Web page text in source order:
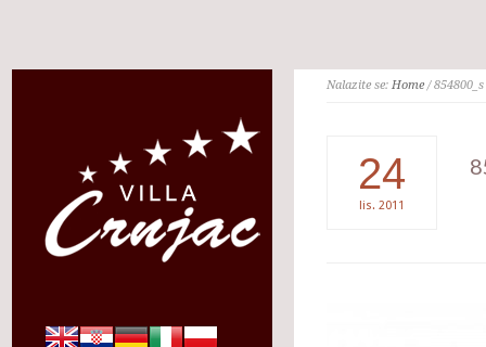
Nalazite se: Home/ 854800_s
24
lis. 2011